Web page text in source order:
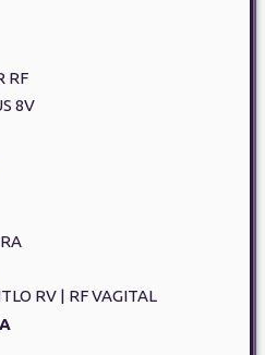
RF
8V
RV | RF VAGITAL